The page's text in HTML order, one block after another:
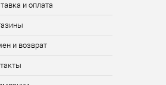
витамина С, а также кашемир и
бережное воздействие на
и потрясающий блеск.
консистенцией.
и оплата
и возврат